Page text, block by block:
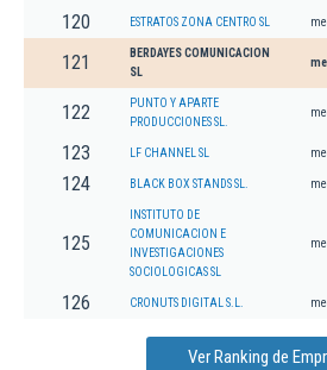
120 ESTRATOS ZONA CENTRO SL
121
BERDAYES COMUNICACION
SL
122
PUNTO Y APARTE
PRODUCCIONES SL.
123 LF CHANNEL SL
124 BLACK BOX STANDS SL.
125
INSTITUTO DE
COMUNICACION E
INVESTIGACIONES
SOCIOLOGICAS SL
126 CRONUTS DIGITAL S.L.
Ver Ranking de